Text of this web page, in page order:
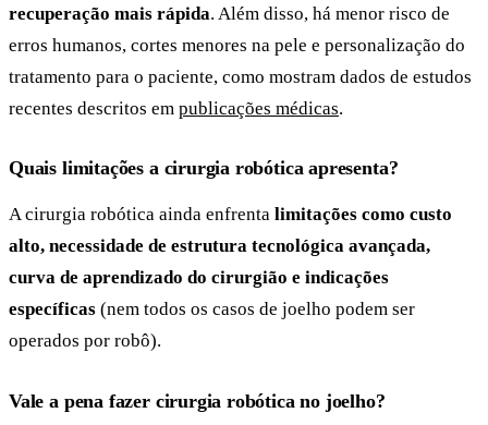
recuperação mais rápida. Além disso, há menor risco de
erros humanos, cortes menores na pele e personalização do
tratamento para o paciente, como mostram dados de estudos
recentes descritos em publicações médicas.
Quais limitações a cirurgia robótica apresenta?
A cirurgia robótica ainda enfrenta limitações como custo
alto, necessidade de estrutura tecnológica avançada,
curva de aprendizado do cirurgião e indicações
específicas (nem todos os casos de joelho podem ser
operados por robô).
Vale a pena fazer cirurgia robótica no joelho?